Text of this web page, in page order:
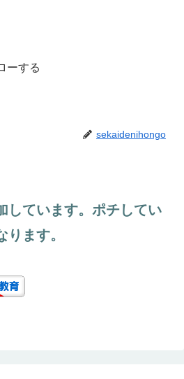
ーする
sekaidenihongo
しています。ポチしてい
ます。